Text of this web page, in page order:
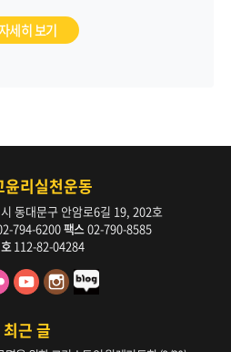
세히 보기
윤리실천운동
동대문구 안암로6길 19, 202호
794-6200팩스 02-790-8585
112-82-04284
최근 글